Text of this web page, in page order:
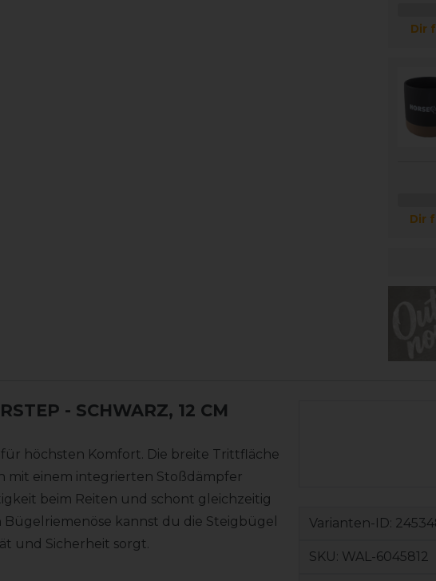
Dir
Dir
- SCHWARZ, 12 CM
höchsten Komfort. Die breite Trittfläche
mit einem integrierten Stoßdämpfer
beim Reiten und schont gleichzeitig
kannst du die Steigbügel
und Sicherheit sorgt.
Varianten-ID:
SKU: WAL-6045812